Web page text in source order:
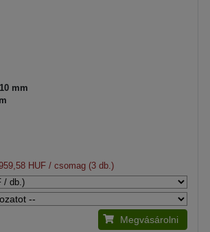
10 mm
HUF / csomag (3 db.)
Megvásárolni